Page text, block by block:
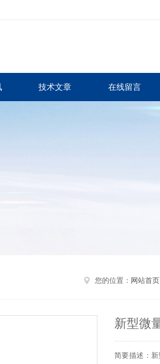
技术文章 在线留言
您的位置： 网站首页
新型微
简要描述：